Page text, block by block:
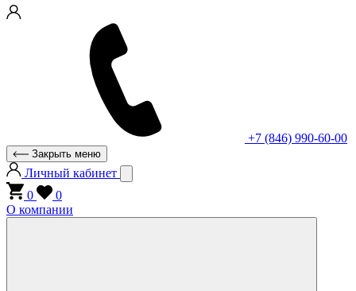
+7 (846) 990-60-00
Закрыть меню
Личный кабинет
0
0
О компании